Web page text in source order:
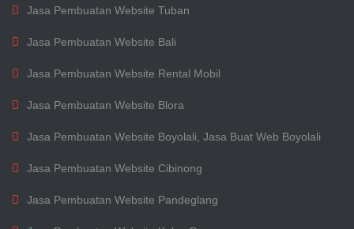
Jasa Pembuatan Website Tuban
Jasa Pembuatan Website Bali
Jasa Pembuatan Website Rental Mobil
Jasa Pembuatan Website Blora
Jasa Pembuatan Website Boyolali, Jasa Buat Web Boyolali
Jasa Pembuatan Website Cibinong
Jasa Pembuatan Website Pandeglang